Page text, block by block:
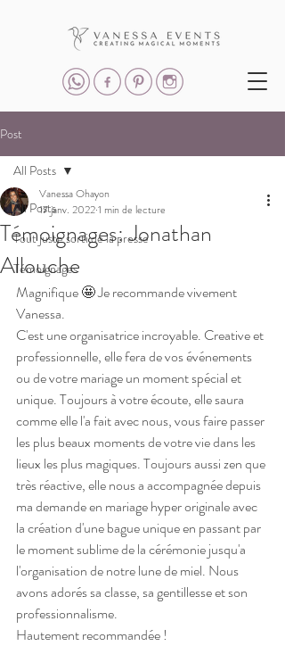
Post
All Posts
Tout juste sorti de la presse
Témoignages
All Posts
Témoignages: Jonathan
Allouche
Vanessa Ohayon
17 janv. 20221 min de lecture
Magnifique 🤩 Je recommande vivement
Vanessa.
C'est une organisatrice incroyable. Creative et
professionnelle, elle fera de vos événements
ou de votre mariage un moment spécial et
unique. Toujours à votre écoute, elle saura
comme elle l'a fait avec nous, vous faire passer
les plus beaux moments de votre vie dans les
lieux les plus magiques. Toujours aussi zen que
très réactive, elle nous a accompagnée depuis
ma demande en mariage hyper originale avec
la création d'une bague unique en passant par
le moment sublime de la cérémonie jusqu'a
l'organisation de notre lune de miel. Nous
avons adorés sa classe, sa gentillesse et son
professionnalisme.
Hautement recommandée !